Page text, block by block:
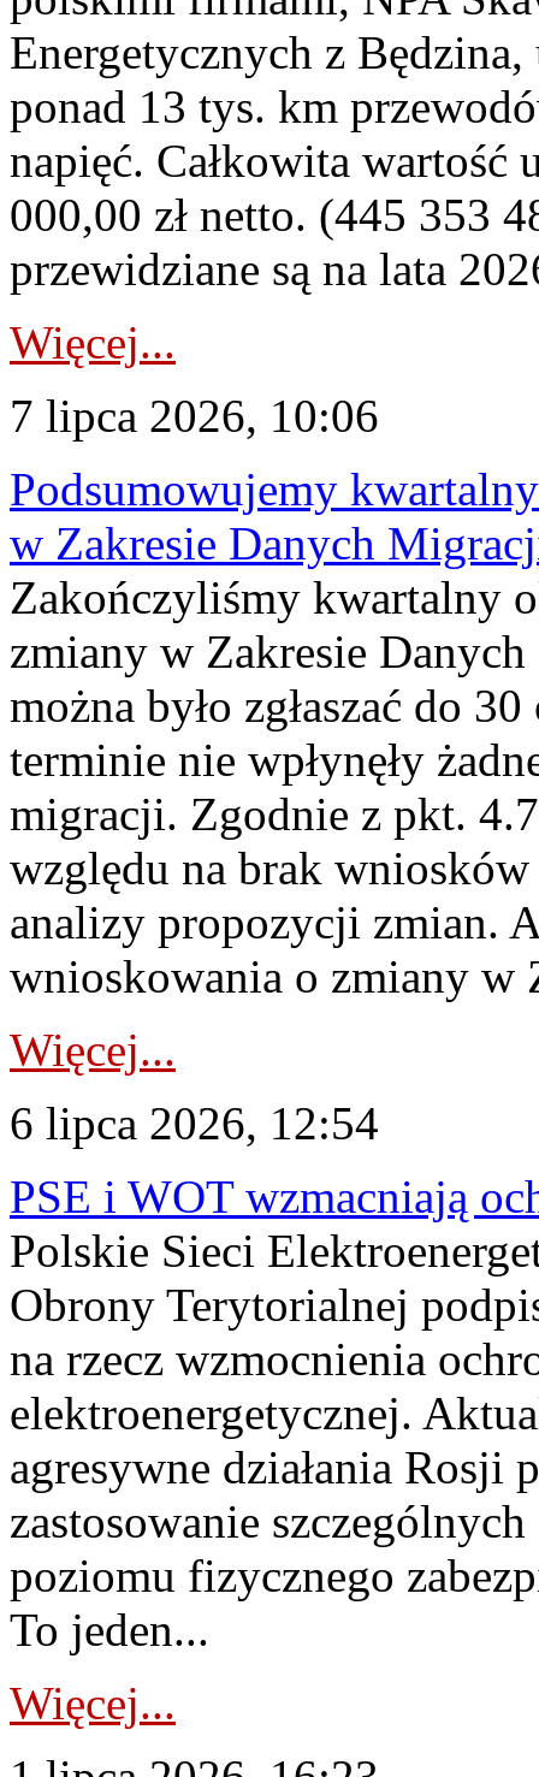
Energetycznych z
ponad 13 tys. km
napięć. Całkowita
000,00 zł netto. (445 353
przewidziane są na lata
Więcej...
7 lipca 2026, 10:06
Podsumowujemy
w Zakresie Danych
Zakończyliśmy kwartalny
zmiany w Zakresie
można było zgłaszać do
terminie nie wpłynęły
migracji. Zgodnie z pkt.
względu na brak
analizy propozycji zmian.
wnioskowania o zmiany w
Więcej...
6 lipca 2026, 12:54
PSE i WOT wzmacniają
Polskie Sieci
Obrony Terytorialnej
na rzecz wzmocnienia
elektroenergetycznej.
agresywne działania Rosji
zastosowanie
poziomu fizycznego
To jeden...
Więcej...